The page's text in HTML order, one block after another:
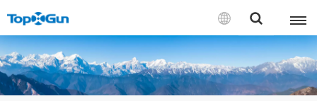
BİZE ULAŞIN
English